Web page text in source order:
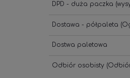
DPD - duża paczka
Dostawa - półpaleta
Dostwa paletowa
Odbiór osobisty